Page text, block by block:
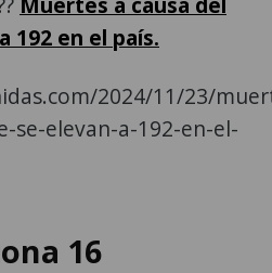
192 en el país.
2024/11/23/
se-elevan-a-192-en-el-
16